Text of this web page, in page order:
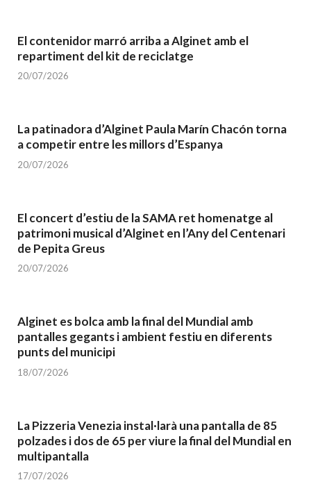
El contenidor marró arriba a Alginet amb el
repartiment del kit de reciclatge
20/07/2026
La patinadora d’Alginet Paula Marín Chacón torna
a competir entre les millors d’Espanya
20/07/2026
El concert d’estiu de la SAMA ret homenatge al
patrimoni musical d’Alginet en l’Any del Centenari
de Pepita Greus
20/07/2026
Alginet es bolca amb la final del Mundial amb
pantalles gegants i ambient festiu en diferents
punts del municipi
18/07/2026
La Pizzeria Venezia instal·larà una pantalla de 85
polzades i dos de 65 per viure la final del Mundial en
multipantalla
17/07/2026